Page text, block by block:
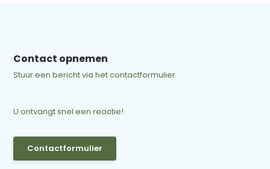
Contact opnemen
Stuur een bericht via het contactformulier.
U ontvangt snel een reactie!
Contactformulier